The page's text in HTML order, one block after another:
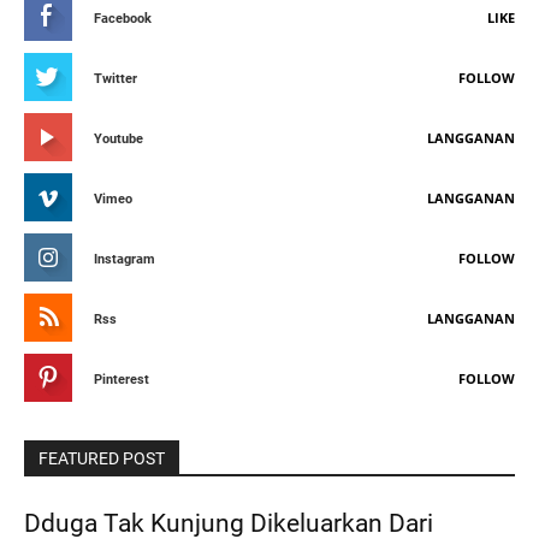
Facebook LIKE
Twitter FOLLOW
Youtube LANGGANAN
Vimeo LANGGANAN
Instagram FOLLOW
Rss LANGGANAN
Pinterest FOLLOW
FEATURED POST
Dduga Tak Kunjung Dikeluarkan Dari